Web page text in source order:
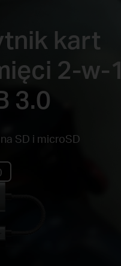
kart
2-w-1
3.0
na SD i microSD